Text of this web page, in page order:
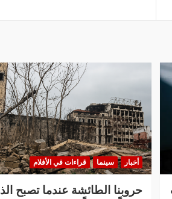
أخبار سينما قراءات في الأفلام
حروبنا الطائشة عندما تصبح